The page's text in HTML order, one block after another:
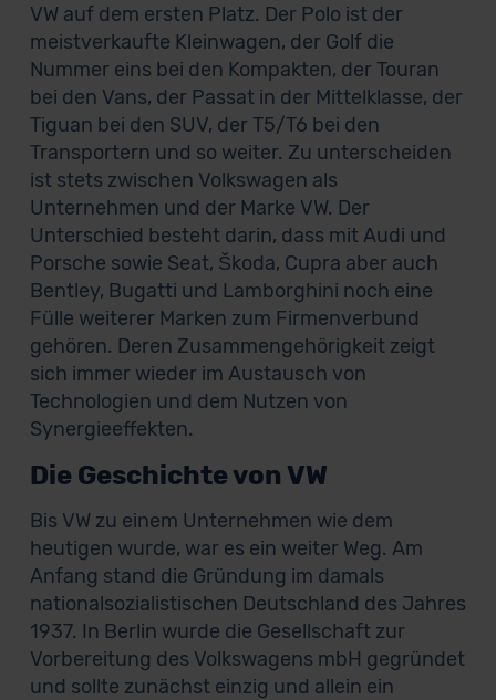
VW auf dem ersten Platz. Der Polo ist der
meistverkaufte Kleinwagen, der Golf die
Nummer eins bei den Kompakten, der Touran
bei den Vans, der Passat in der Mittelklasse, der
Tiguan bei den SUV, der T5/T6 bei den
Transportern und so weiter. Zu unterscheiden
ist stets zwischen Volkswagen als
Unternehmen und der Marke VW. Der
Unterschied besteht darin, dass mit Audi und
Porsche sowie Seat, Škoda, Cupra aber auch
Bentley, Bugatti und Lamborghini noch eine
Fülle weiterer Marken zum Firmenverbund
gehören. Deren Zusammengehörigkeit zeigt
sich immer wieder im Austausch von
Technologien und dem Nutzen von
Synergieeffekten.
Die Geschichte von VW
Bis VW zu einem Unternehmen wie dem
heutigen wurde, war es ein weiter Weg. Am
Anfang stand die Gründung im damals
nationalsozialistischen Deutschland des Jahres
1937. In Berlin wurde die Gesellschaft zur
Vorbereitung des Volkswagens mbH gegründet
und sollte zunächst einzig und allein ein